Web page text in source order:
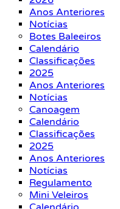
Anos Anteriores
Notícias
Botes Baleeiros
Calendário
Classificações
2025
Anos Anteriores
Notícias
Canoagem
Calendário
Classificações
2025
Anos Anteriores
Notícias
Regulamento
Mini Veleiros